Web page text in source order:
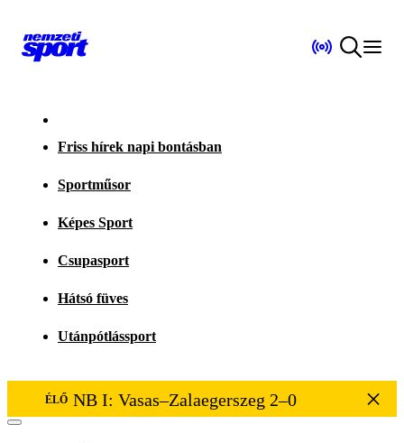
Friss hírek napi bontásban
Sportműsor
Képes Sport
Csupasport
Hátsó füves
Utánpótlássport
ÉLŐ NB I: Vasas–Zalaegerszeg 2–0